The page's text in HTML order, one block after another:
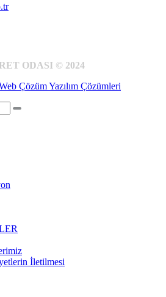
ODASI © 2024
İletilmesi